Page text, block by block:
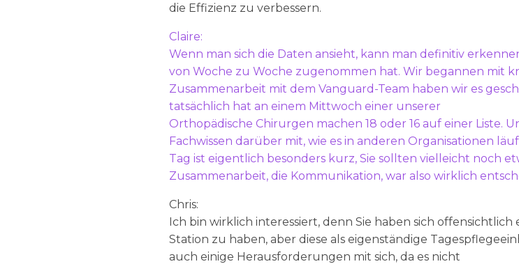
die Effizienz zu verbessern.
Claire:
Wenn man sich die Daten ansieht, kann man definitiv
von Woche zu Woche zugenommen hat. Wir begannen mit
Zusammenarbeit mit dem Vanguard-Team haben wir es
tatsächlich hat an einem Mittwoch einer unserer
Orthopädische Chirurgen machen 18 oder 16 auf einer Liste.
Fachwissen darüber mit, wie es in anderen Organisationen
Tag ist eigentlich besonders kurz, Sie sollten vielleicht noch
Zusammenarbeit, die Kommunikation, war also wirklich
Chris:
Ich bin wirklich interessiert, denn Sie haben sich
Station zu haben, aber diese als eigenständige
auch einige Herausforderungen mit sich, da es nicht